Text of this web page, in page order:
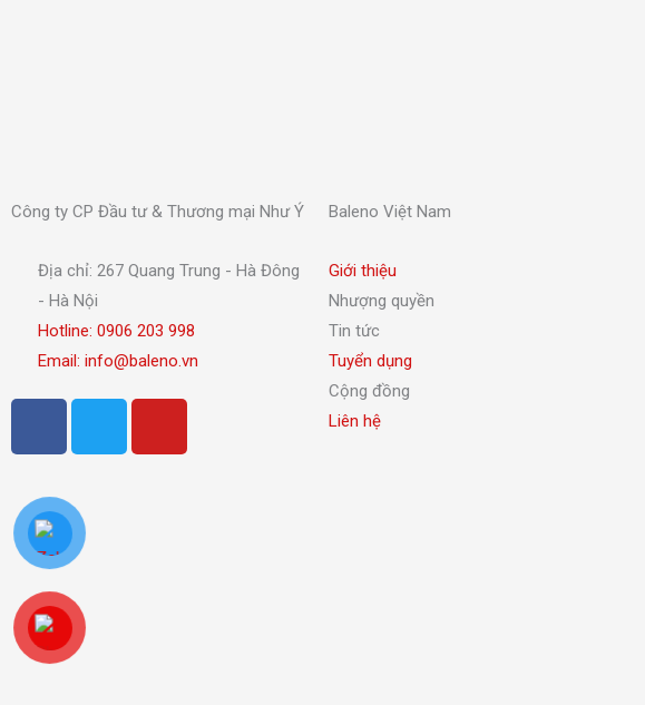
Công ty CP Đầu tư & Thương mại Như Ý
Địa chỉ: 267 Quang Trung - Hà Đông
- Hà Nội
Hotline: 0906 203 998
Email: info@baleno.vn
e
b
o
o
k
Baleno Việt Nam
Giới thiệu
Nhượng quyền
Tin tức
Tuyển dụng
Cộng đồng
Liên hệ